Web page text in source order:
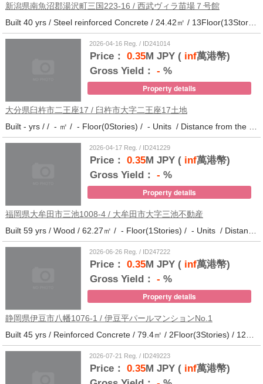
新潟県南魚沼郡湯沢町三国223-16 / 西武ヴィラ苗場７号館
Built 40 yrs / Steel reinforced Concrete / 24.42㎡ / 13Floor(13Stories) / 372Units / Distance from the station.
2026-04-16 Reg. / ID241014
Price： 0.35M JPY (inf萬港幣)
Gross Yield： - %
Property details
大分県臼杵市二王座17 / 臼杵市大字二王座17土地
2026-04-17 Reg. / ID241229
Price： 0.35M JPY (inf萬港幣)
Gross Yield： - %
Property details
福岡県大牟田市三池1008-4 / 大牟田市大字三池不動産
2026-06-26 Reg. / ID247222
Price： 0.35M JPY (inf萬港幣)
Gross Yield： - %
Property details
静岡県伊豆市八幡1076-1 / 伊豆平パールマンションNo.1
2026-07-21 Reg. / ID249223
Price： 0.35M JPY (inf萬港幣)